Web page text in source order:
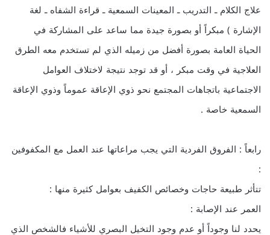
علاج الكلام ـ التدريب ـ المعينات السمعية ـ قراءة الشفاه ـ لغة
الإشارة ) مبكراً أو بصورة جيدة مما ساعد على المشاركة في
الحياة العامة بصورة أفضل من زميله الذي لم تستخدم معه الطرق
العلاجية في وقت مبكر ، أو قد توجد نتيجة لاختلاف العوامل
الاجتماعية باتجاهات المجتمع نحو ذوي الإعاقة عموماً وذوي الإعاقة
السمعية خاصة .
رابعاً : الفروق الفردية التي يجب مراعاتها عند العمل مع المكفوفين
:
تتأثر طبيعة حاجات وخصائص الكفيف بعوامل كثيرة منها :
العمر عند الإصابة :
يحدد لنا وجوداً أو عدم وجود التخيل البصري للأشياء فالشخص الذي